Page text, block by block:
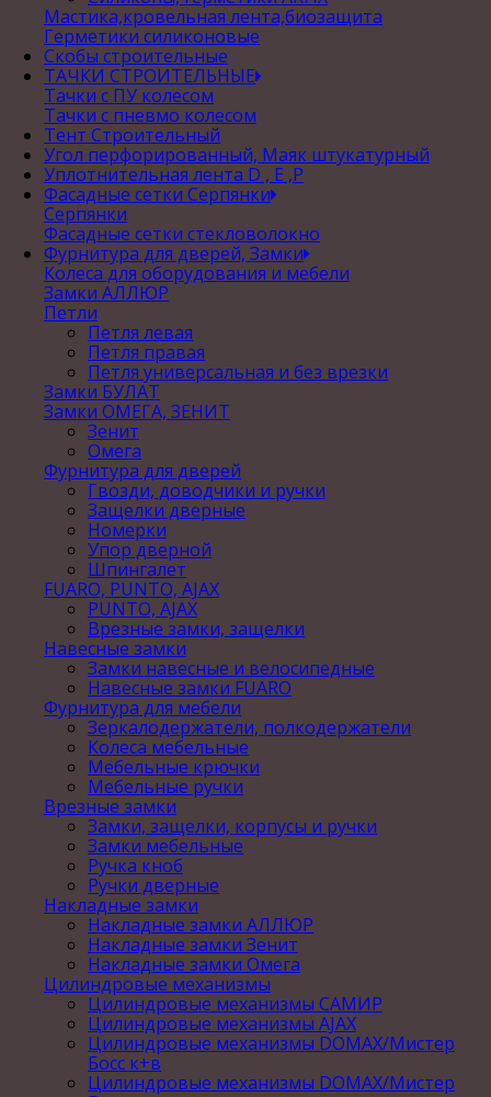
Мастика,кровельная лента,биозащита
Герметики силиконовые
Скобы строительные
ТАЧКИ СТРОИТЕЛЬНЫЕ
Тачки с ПУ колесом
Тачки с пневмо колесом
Тент Строительный
Угол перфорированный, Маяк штукатурный
Уплотнительная лента D , Е ,P
Фасадные сетки Серпянки
Серпянки
Фасадные сетки стекловолокно
Фурнитура для дверей, Замки
Колеса для оборудования и мебели
Замки АЛЛЮР
Петли
Петля левая
Петля правая
Петля универсальная и без врезки
Замки БУЛАТ
Замки ОМЕГА, ЗЕНИТ
Зенит
Омега
Фурнитура для дверей
Гвозди, доводчики и ручки
Защелки дверные
Номерки
Упор дверной
Шпингалет
FUARO, PUNTO, AJAX
PUNTO, AJAX
Врезные замки, защелки
Навесные замки
Замки навесные и велосипедные
Навесные замки FUARO
Фурнитура для мебели
Зеркалодержатели, полкодержатели
Колеса мебельные
Мебельные крючки
Мебельные ручки
Врезные замки
Замки, защелки, корпусы и ручки
Замки мебельные
Ручка кноб
Ручки дверные
Накладные замки
Накладные замки АЛЛЮР
Накладные замки Зенит
Накладные замки Омега
Цилиндровые механизмы
Цилиндровые механизмы САМИР
Цилиндровые механизмы AJAX
Цилиндровые механизмы DOMAX/Мистер
Босс к+в
Цилиндровые механизмы DOMAX/Мистер